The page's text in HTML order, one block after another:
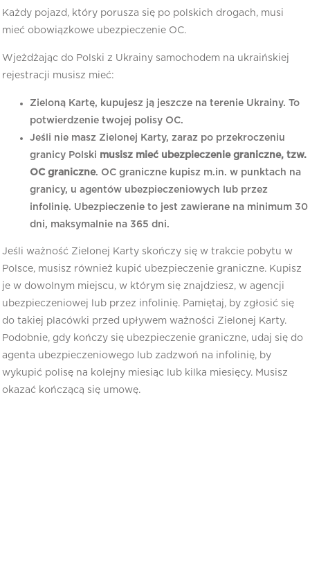
Każdy pojazd, który porusza się po polskich drogach, musi
mieć obowiązkowe ubezpieczenie OC.
Wjeżdżając do Polski z Ukrainy samochodem na ukraińskiej
rejestracji musisz mieć:
Zieloną Kartę, kupujesz ją jeszcze na terenie Ukrainy. To
potwierdzenie twojej polisy OC.
Jeśli nie masz Zielonej Karty, zaraz po przekroczeniu
granicy Polski musisz mieć ubezpieczenie graniczne, tzw.
OC graniczne. OC graniczne kupisz m.in. w punktach na
granicy, u agentów ubezpieczeniowych lub przez
infolinię. Ubezpieczenie to jest zawierane na minimum 30
dni, maksymalnie na 365 dni.
Jeśli ważność Zielonej Karty skończy się w trakcie pobytu w
Polsce, musisz również kupić ubezpieczenie graniczne. Kupisz
je w dowolnym miejscu, w którym się znajdziesz, w agencji
ubezpieczeniowej lub przez infolinię. Pamiętaj, by zgłosić się
do takiej placówki przed upływem ważności Zielonej Karty.
Podobnie, gdy kończy się ubezpieczenie graniczne, udaj się do
agenta ubezpieczeniowego lub zadzwoń na infolinię, by
wykupić polisę na kolejny miesiąc lub kilka miesięcy. Musisz
okazać kończącą się umowę.